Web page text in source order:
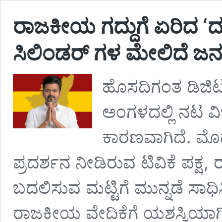
ರಾಜಕೀಯ ಗದ್ದುಗೆ ಏರಿದ
ಸಿಲಿಂಡರ್‌ ಗಳ ಮೇಲಿದೆ
ಹೊಸದಿಗಂತ
ಅಂಗಳದಲ್ಲಿ ನಟ
ಕಾರಣವಾಗಿದೆ.
ಪ್ರದರ್ಶನ ನೀಡಿರುವ ಟಿವಿಕೆ ಪಕ್ಷ,
ಬದಲಿಸುವ ಮಟ್ಟಿಗೆ ಮುನ್ನಡೆ
ರಾಜಕೀಯ ವೇದಿಕೆಗೆ